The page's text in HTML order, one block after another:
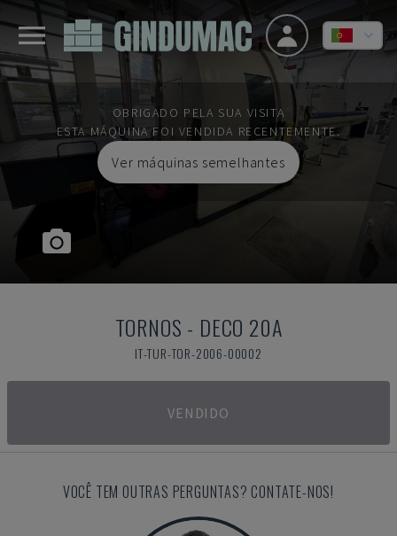
OBRIGADO PELA SUA VISITA
ESTA MÁQUINA FOI VENDIDA RECENTEMENTE.
Ver máquinas semelhantes
TORNOS - DECO 20A
IT-TUR-TOR-2006-00002
VENDIDO
VOCÊ TEM OUTRAS PERGUNTAS? CONTATE-NOS!